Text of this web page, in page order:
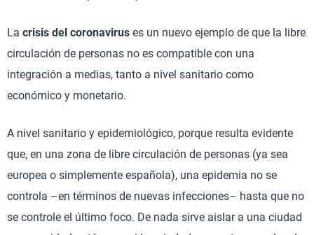
La crisis del coronavirus es un nuevo ejemplo de que la libre
circulación de personas no es compatible con una
integración a medias, tanto a nivel sanitario como
económico y monetario.
A nivel sanitario y epidemiológico, porque resulta evidente
que, en una zona de libre circulación de personas (ya sea
europea o simplemente española), una epidemia no se
controla –en términos de nuevas infecciones– hasta que no
se controle el último foco. De nada sirve aislar a una ciudad